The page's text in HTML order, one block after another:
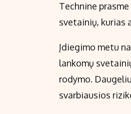
Technine
svetainių, kurias
Įdiegimo metu
lankomų
rodymo.
svarbiausios